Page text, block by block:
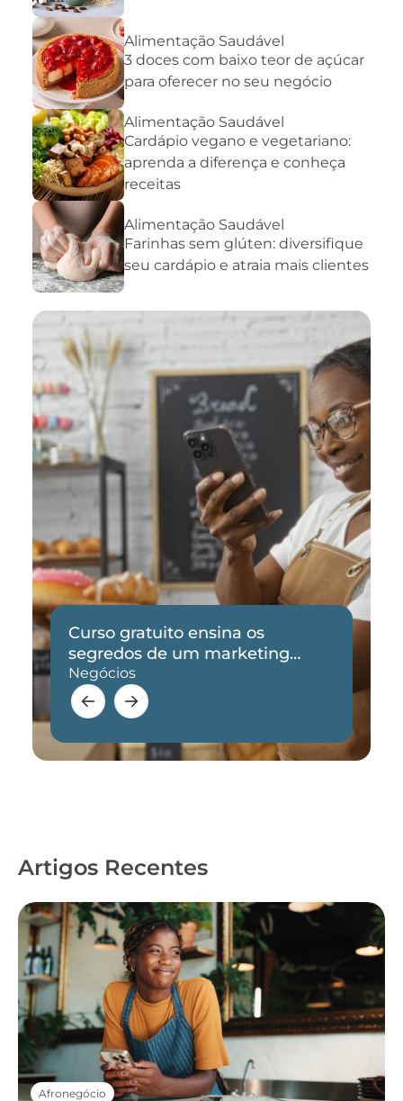
Alimentação Saudável
3 doces com baixo teor de açúcar
para oferecer no seu negócio
Alimentação Saudável
Cardápio vegano e vegetariano:
aprenda a diferença e conheça
receitas
Alimentação Saudável
Farinhas sem glúten: diversifique
seu cardápio e atraia mais clientes
Curso gratuito ensina os
segredos de um marketing
eficaz
Negócios
Artigos Recentes
Afronegócio